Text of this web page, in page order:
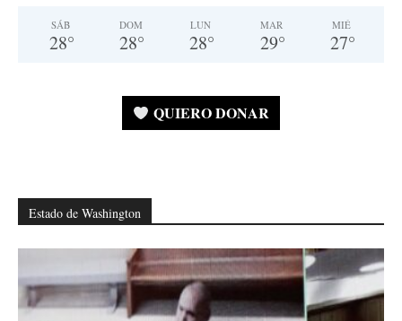
SÁB
28°
DOM
28°
LUN
28°
MAR
29°
MIÉ
27°
QUIERO DONAR
Estado de Washington